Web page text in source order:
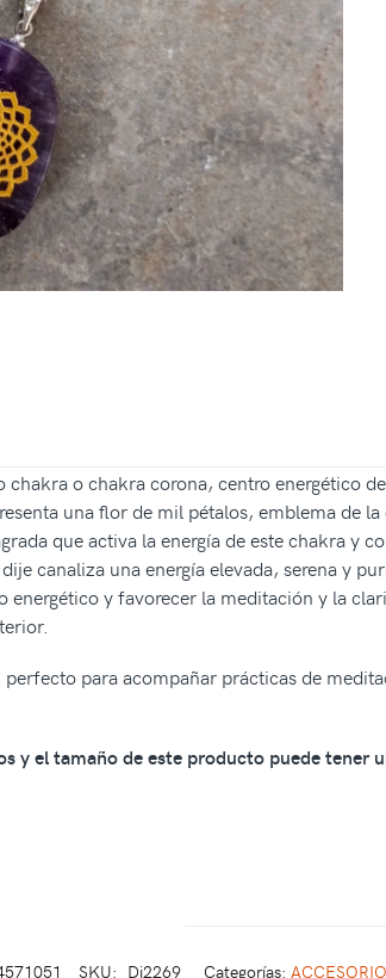
chakra o chakra corona, centro energético
una flor de mil pétalos, emblema de
que activa la energía de este chakra y
canaliza una energía elevada, serena y
y favorecer la meditación y la
para acompañar prácticas de
y el tamaño de este producto puede
SKU: Di2269 Categorías: